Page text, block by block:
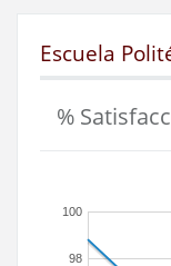
Escuela
%
98
100